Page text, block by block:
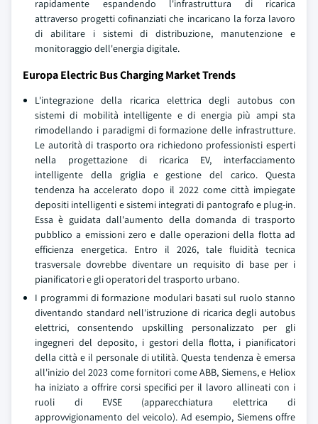
rapidamente espandendo l'infrastruttura di ricarica
attraverso progetti cofinanziati che incaricano la forza lavoro
di abilitare i sistemi di distribuzione, manutenzione e
monitoraggio dell'energia digitale.
Europa Electric Bus Charging Market Trends
L'integrazione della ricarica elettrica degli autobus con
sistemi di mobilità intelligente e di energia più ampi sta
rimodellando i paradigmi di formazione delle infrastrutture.
Le autorità di trasporto ora richiedono professionisti esperti
nella progettazione di ricarica EV, interfacciamento
intelligente della griglia e gestione del carico. Questa
tendenza ha accelerato dopo il 2022 come città impiegate
depositi intelligenti e sistemi integrati di pantografo e plug-in.
Essa è guidata dall'aumento della domanda di trasporto
pubblico a emissioni zero e dalle operazioni della flotta ad
efficienza energetica. Entro il 2026, tale fluidità tecnica
trasversale dovrebbe diventare un requisito di base per i
pianificatori e gli operatori del trasporto urbano.
I programmi di formazione modulari basati sul ruolo stanno
diventando standard nell'istruzione di ricarica degli autobus
elettrici, consentendo upskilling personalizzato per gli
ingegneri del deposito, i gestori della flotta, i pianificatori
della città e il personale di utilità. Questa tendenza è emersa
all'inizio del 2023 come fornitori come ABB, Siemens, e Heliox
ha iniziato a offrire corsi specifici per il lavoro allineati con i
ruoli di EVSE (apparecchiatura elettrica di
approvvigionamento del veicolo). Ad esempio, Siemens offre